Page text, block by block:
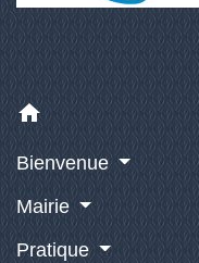
home
Bienvenue
Mairie
Pratique